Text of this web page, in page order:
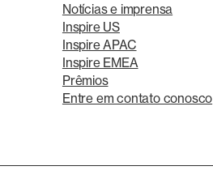
Notícias e imprensa
Inspire US
Inspire APAC
Inspire EMEA
Prêmios
Entre em contato conosco